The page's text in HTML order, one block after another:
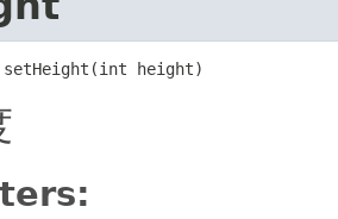
setHeight(int height)